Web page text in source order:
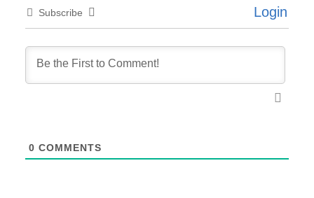
Subscribe Login
0 COMMENTS